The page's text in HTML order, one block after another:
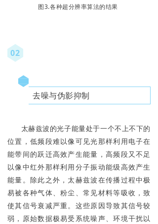
图3.各种超分辨率算法的结果
02
去噪与伪影抑制
太赫兹波的光子能量处于一个不上不下的
位置，低频段难以像可见光那样利用电子在
能带间的跃迁高效产生能量，高频段又不足
以像中红外那样利用分子振动能级高效产生
能量。除此之外，太赫兹波在传播过程中极
易被各种气体、粉尘、常见材料等吸收，致
使其信号衰减严重。这些原因导致其信号较
弱，原始数据极易受系统噪声、环境干扰以